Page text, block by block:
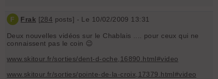
F Frak [284 posts] - Le 10/02/2009 13:31
Deux nouvelles vidéos sur le Chablais .... pour ceux qui ne
connaissent pas le coin 😉
www.skitour.fr/sorties/dent-d-oche,16890.html#video
www.skitour.fr/sorties/pointe-de-la-croix,17379.html#video